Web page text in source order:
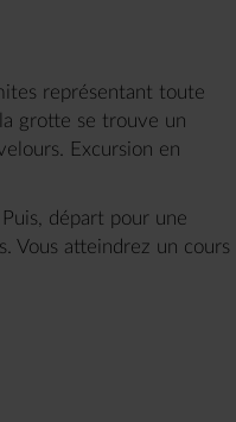
représentant toute
grotte se trouve un
Excursion en
départ pour une
Vous atteindrez un cours